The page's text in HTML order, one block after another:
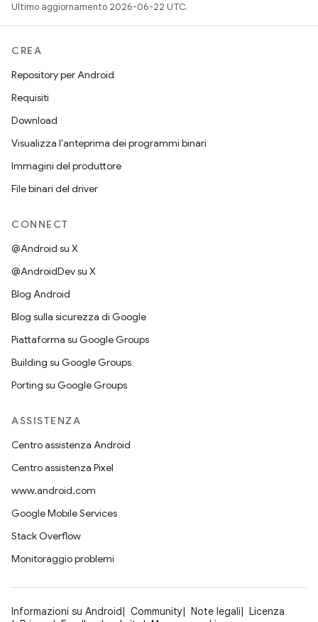
Ultimo aggiornamento 2026-06-22 UTC.
CREA
Repository per Android
Requisiti
Download
Visualizza l'anteprima dei programmi binari
Immagini del produttore
File binari del driver
CONNECT
@Android su X
@AndroidDev su X
Blog Android
Blog sulla sicurezza di Google
Piattaforma su Google Groups
Building su Google Groups
Porting su Google Groups
ASSISTENZA
Centro assistenza Android
Centro assistenza Pixel
www.android.com
Google Mobile Services
Stack Overflow
Monitoraggio problemi
Informazioni su Android Community Note legali
Licenza